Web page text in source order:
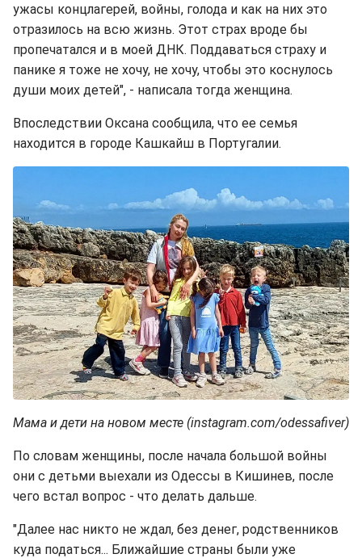
ужасы концлагерей, войны, голода и как на них это
отразилось на всю жизнь. Этот страх вроде бы
пропечатался и в моей ДНК. Поддаваться страху и
панике я тоже не хочу, не хочу, чтобы это коснулось
души моих детей", - написала тогда женщина.
Впоследствии Оксана сообщила, что ее семья
находится в городе Кашкайш в Португалии.
Мама и дети на новом месте (instagram.com/odessafiver)
По словам женщины, после начала большой войны
они с детьми выехали из Одессы в Кишинев, после
чего встал вопрос - что делать дальше.
"Далее нас никто не ждал, без денег, родственников
куда податься... Ближайшие страны были уже